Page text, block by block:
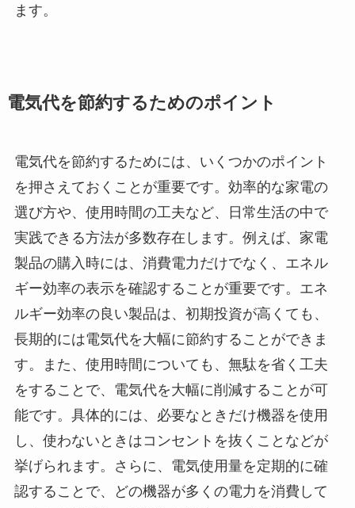
ます。
電気代を節約するためのポイント
電気代を節約するためには、いくつかのポイント
を押さえておくことが重要です。効率的な家電の
選び方や、使用時間の工夫など、日常生活の中で
実践できる方法が多数存在します。例えば、家電
製品の購入時には、消費電力だけでなく、エネル
ギー効率の表示を確認することが重要です。エネ
ルギー効率の良い製品は、初期投資が高くても、
長期的には電気代を大幅に節約することができま
す。また、使用時間についても、無駄を省く工夫
をすることで、電気代を大幅に削減することが可
能です。具体的には、必要なときだけ機器を使用
し、使わないときはコンセントを抜くことなどが
挙げられます。さらに、電気使用量を定期的に確
認することで、どの機器が多くの電力を消費して